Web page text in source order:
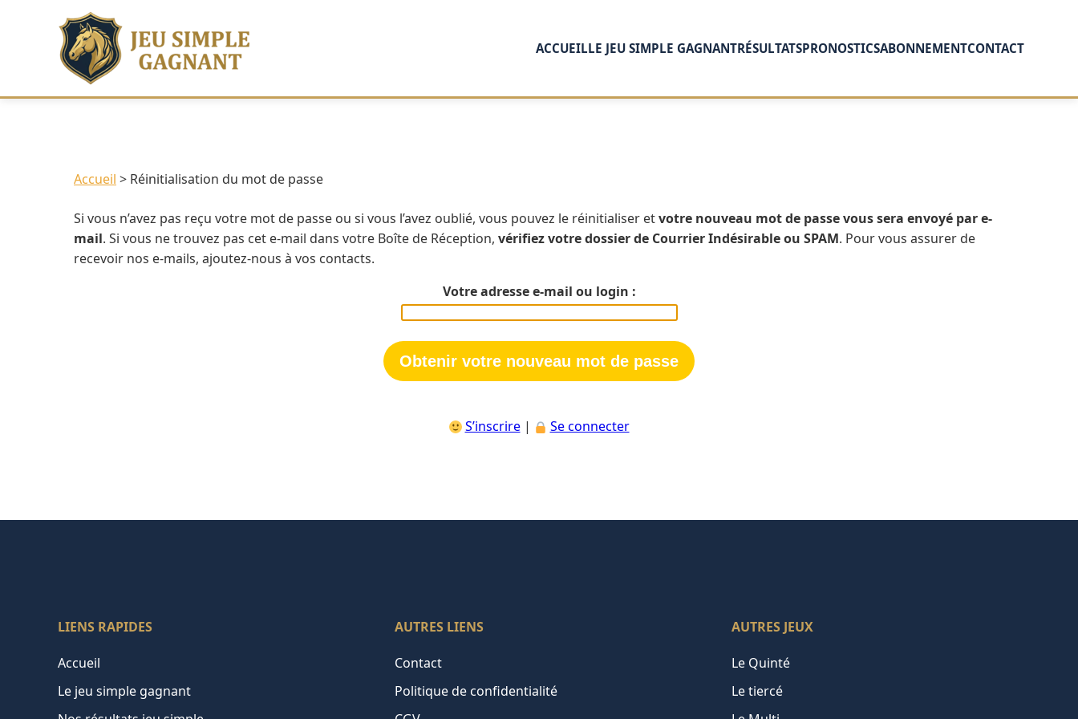
ACCUEILLE JEU SIMPLE GAGNANTRÉSULTATSPRONOSTICSABONNEMENTCONTACT
Accueil Réinitialisation du mot de passe
Si vous n’avez pas reçu votre mot de passe ou si vous l’avez oublié, vous pouvez le réinitialiser etvotre nouveau mot de passe vous sera envoyé par e-
mail. Si vous ne trouvez pas cet e-mail dans votre Boîte de Réception, vérifiez votre dossier de Courrier Indésirable ou SPAM. Pour vous assurer de
recevoir nos e-mails, ajoutez-nous à vos contacts.
Votre adresse e-mail ou login :
S’inscrire| Se connecter
LIENS RAPIDES
Accueil
Le jeu simple gagnant
AUTRES LIENS
Contact
Politique de confidentialité
AUTRES JEUX
Le Quinté
Le tiercé